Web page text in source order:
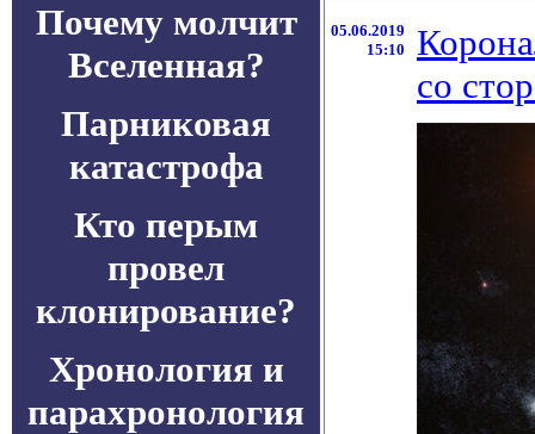
Почему молчит
Вселенная?
Парниковая
катастрофа
Кто перым
провел
клонирование?
Хронология и
парахронология
05.06.2019
15:10
со